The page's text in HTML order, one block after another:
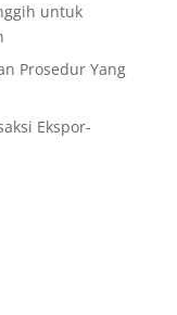
untuk
Prosedur Yang
Ekspor-